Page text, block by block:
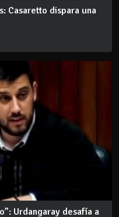
Casaretto dispara una
Urdangaray desafía a